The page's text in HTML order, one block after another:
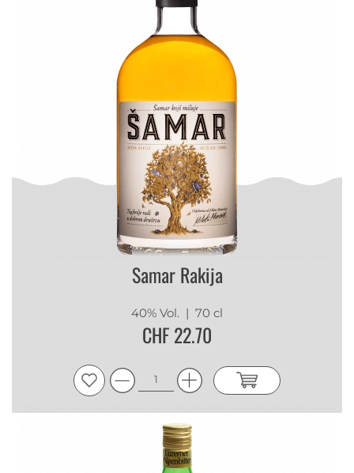
Samar Rakija
40% Vol. | 70 cl
CHF 22.70